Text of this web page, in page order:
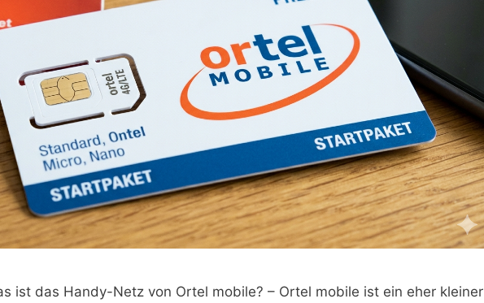
ist das Handy-Netz von Ortel mobile? – Ortel mobile ist ein eher kleiner